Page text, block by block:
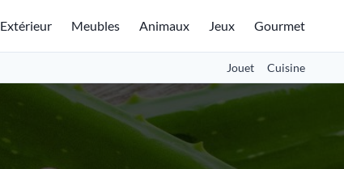
Extérieur Meubles Animaux Jeux Gourmet
Jouet Cuisine